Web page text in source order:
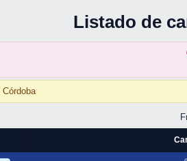
Listado de
Córdoba